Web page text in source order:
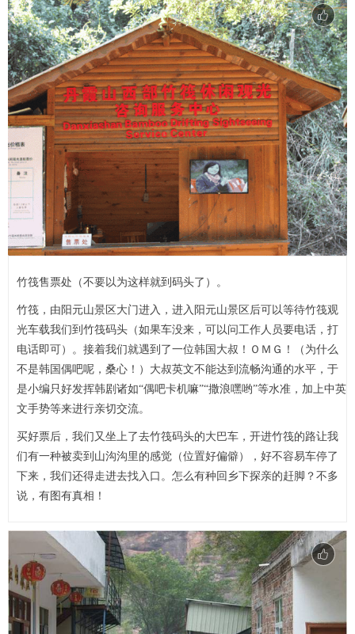
竹筏售票处（不要以为这样就到码头了）。
竹筏，由阳元山景区大门进入，进入阳元山景区后可以等待竹筏观
光车载我们到竹筏码头（如果车没来，可以问工作人员要电话，打
电话即可）。接着我们就遇到了一位韩国大叔！ＯＭＧ！（为什么
不是韩国偶吧呢，桑心！）大叔英文不能达到流畅沟通的水平，于
是小编只好发挥韩剧诸如“偶吧卡机嘛”“撒浪嘿哟”等水准，加上中英
文手势等来进行亲切交流。
买好票后，我们又坐上了去竹筏码头的大巴车，开进竹筏的路让我
们有一种被卖到山沟沟里的感觉（位置好偏僻），好不容易车停了
下来，我们还得走进去找入口。怎么有种回乡下探亲的赶脚？不多
说，有图有真相！